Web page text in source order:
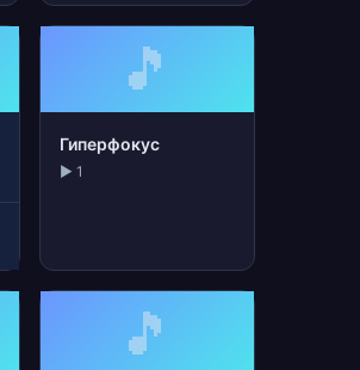
🎵
Гиперфокус
▶ 1
🎵